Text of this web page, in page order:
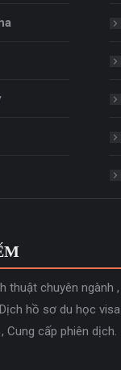
thuật chuyên ngành ,
Dịch hồ sơ du học visa
, Cung cấp phiên dịch.